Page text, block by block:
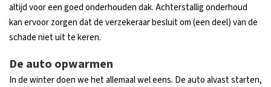
altijd voor een goed onderhouden dak. Achterstallig onderhoud
kan ervoor zorgen dat de verzekeraar besluit om (een deel) van de
schade niet uit te keren.
De auto opwarmen
In de winter doen we het allemaal wel eens. De auto alvast starten,